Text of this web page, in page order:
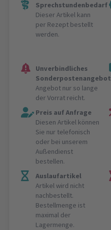
Sprechstundenbedarf
Dieser Artikel kann
per Rezept bestellt
werden.
Unverbindliches
Sonderpostenangebot
Angebot nur so lange
der Vorrat reicht.
Preis auf Anfrage
Diesen Artikel können
Sie nur telefonisch
oder bei unserem
Außendienst
bestellen.
Auslaufartikel
Artikel wird nicht
nachbestellt.
Bestellmenge ist
maximal der
Lagermenge.